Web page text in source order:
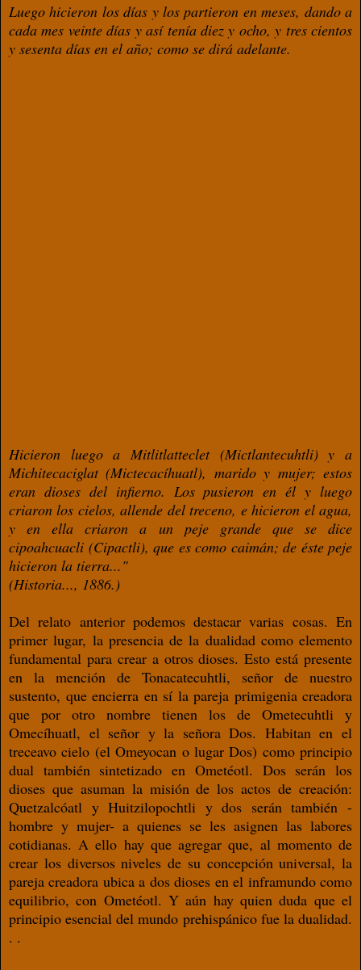
Luego hicieron los días y los partieron en meses, dando a
cada mes veinte días y así tenía diez y ocho, y tres cientos
y sesenta días en el año; como se dirá adelante.
Hicieron luego a Mitlitlatteclet (Mictlantecuhtli) y a
Michitecaciglat (Mictecacíhuatl), marido y mujer; estos
eran dioses del infierno. Los pusieron en él y luego
criaron los cielos, allende del treceno, e hicieron el agua,
y en ella criaron a un peje grande que se dice
cipoahcuacli (Cipactli), que es como caimán; de éste peje
hicieron la tierra..."
(Historia..., 1886.)
Del relato anterior podemos destacar varias cosas. En
primer lugar, la presencia de la dualidad como elemento
fundamental para crear a otros dioses. Esto está presente
en la mención de Tonacatecuhtli, señor de nuestro
sustento, que encierra en sí la pareja primigenia creadora
que por otro nombre tienen los de Ometecuhtli y
Omecíhuatl, el señor y la señora Dos. Habitan en el
treceavo cielo (el Omeyocan o lugar Dos) como principio
dual también sintetizado en Ometéotl. Dos serán los
dioses que asuman la misión de los actos de creación:
Quetzalcóatl y Huitzilopochtli y dos serán también -
hombre y mujer- a quienes se les asignen las labores
cotidianas. A ello hay que agregar que, al momento de
crear los diversos niveles de su concepción universal, la
pareja creadora ubica a dos dioses en el inframundo como
equilibrio, con Ometéotl. Y aún hay quien duda que el
principio esencial del mundo prehispánico fue la dualidad.
. .